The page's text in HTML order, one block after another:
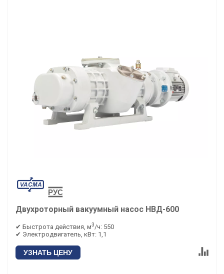
Двухроторный вакуумный насос НВД-600
✔ Быстрота действия, м3/ч: 550
✔ Электродвигатель, кВт: 1,1
УЗНАТЬ ЦЕНУ